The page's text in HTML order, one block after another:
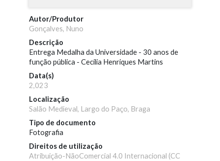
Autor/Produtor
Gonçalves, Nuno
Descrição
Entrega Medalha da Universidade - 30 anos de
função pública - Cecília Henriques Martins
Data(s)
2,023
Localização
Salão Medieval, Largo do Paço, Braga
Tipo de documento
Fotografia
Direitos de utilização
Atribuição-NãoComercial 4.0 Internacional (CC